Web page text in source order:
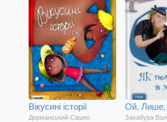
Вікусині історії
Дерманський Сашко Захабура